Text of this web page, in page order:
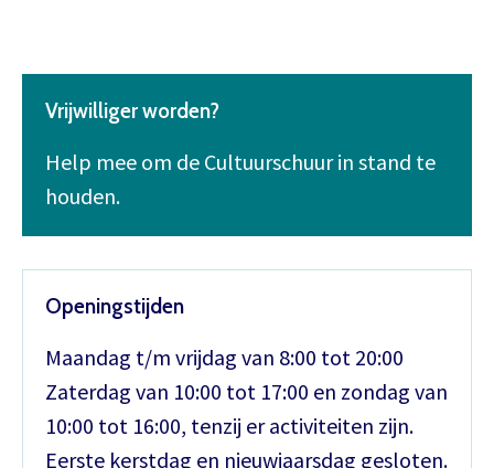
Vrijwilliger worden?
Help mee om de Cultuurschuur in stand te
houden.
Openingstijden
Maandag t/m vrijdag van 8:00 tot 20:00
Zaterdag van 10:00 tot 17:00 en zondag van
10:00 tot 16:00, tenzij er activiteiten zijn.
Eerste kerstdag en nieuwjaarsdag gesloten.